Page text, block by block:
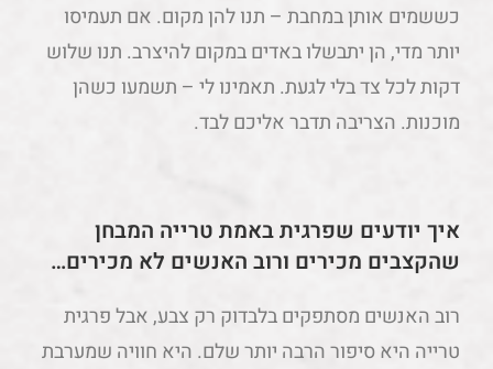
כששמים אותן במחבת – תנו להן מקום. אם תעמיסו
יותר מדי, הן יתבשלו באדים במקום להיצרב. תנו שלוש
דקות לכל צד בלי לגעת. תאמינו לי – תשמעו כשהן
מוכנות. הצריבה תדבר אליכם לבד.
איך יודעים שפרגית באמת טרייה המבחן
שהקצבים מכירים ורוב האנשים לא מכירים…
רוב האנשים מסתפקים בלבדוק רק צבע, אבל פרגית
טרייה היא סיפור הרבה יותר שלם. היא חוויה שמערבת